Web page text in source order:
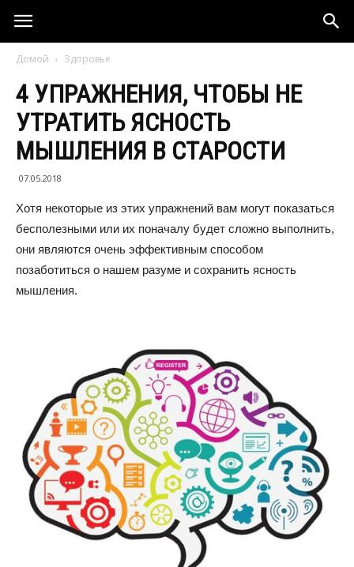
Домой Здоровье
4 УПРАЖНЕНИЯ, ЧТОБЫ НЕ
УТРАТИТЬ ЯСНОСТЬ
МЫШЛЕНИЯ В СТАРОСТИ
07.05.2018
Хотя некоторые из этих упражнений вам могут показаться
бесполезными или их поначалу будет сложно выполнить,
они являются очень эффективным способом
позаботиться о нашем разуме и сохранить ясность
мышления.